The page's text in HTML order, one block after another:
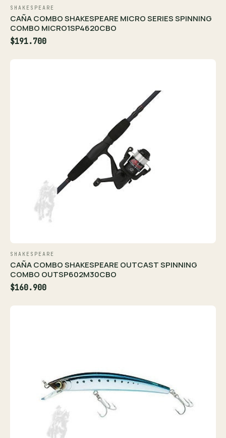
SHAKESPEARE
CAÑA COMBO SHAKESPEARE MICRO SERIES SPINNING
COMBO MICRO1SP4620CBO
$191.700
SHAKESPEARE
CAÑA COMBO SHAKESPEARE OUTCAST SPINNING
COMBO OUTSP602M30CBO
$160.900